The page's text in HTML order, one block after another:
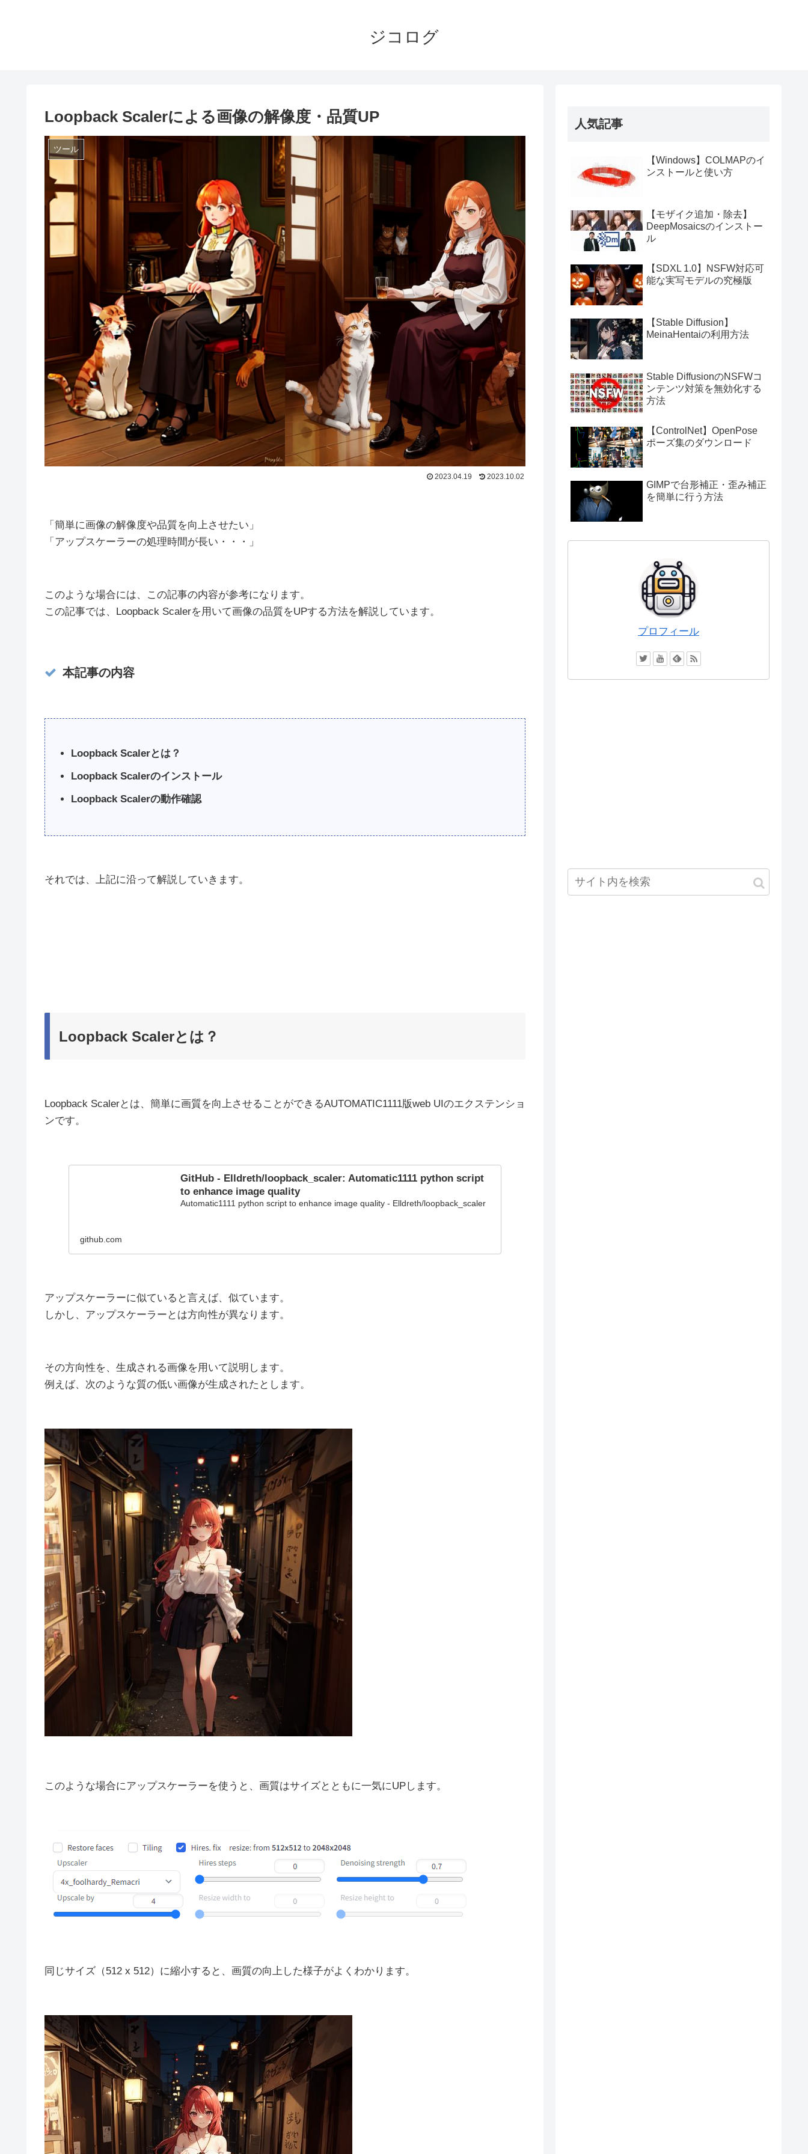
ジコログ
Loopback Scalerによる画像の解像度・品質UP
ツール
2023.10.02
2023.04.19
「簡単に画像の解像度や品質を向上させたい」
「アップスケーラーの処理時間が長い・・・」
このような場合には、この記事の内容が参考になります。
この記事では、Loopback Scalerを用いて画像の品質をUPする方法を解説しています。
本記事の内容
Loopback Scalerとは？
Loopback Scalerのインストール
Loopback Scalerの動作確認
それでは、上記に沿って解説していきます。
Loopback Scalerとは？
Loopback Scalerとは、簡単に画質を向上させることができるAUTOMATIC1111版web UIのエクステンショ
ンです。
GitHub - Elldreth/loopback_scaler: Automatic1111 python script
to enhance image quality
Automatic1111 python script to enhance image quality - Elldreth/loopback_scaler
github.com
アップスケーラーに似ていると言えば、似ています。
しかし、アップスケーラーとは方向性が異なります。
その方向性を、生成される画像を用いて説明します。
例えば、次のような質の低い画像が生成されたとします。
このような場合にアップスケーラーを使うと、画質はサイズとともに一気にUPします。
同じサイズ（512 x 512）に縮小すると、画質の向上した様子がよくわかります。
人気記事
【Windows】COLMAPのイ
ンストールと使い方
【モザイク追加・除去】
DeepMosaicsのインストー
ル
【SDXL 1.0】NSFW対応可
能な実写モデルの究極版
【Stable Diffusion】
MeinaHentaiの利用方法
Stable DiffusionのNSFWコ
ンテンツ対策を無効化する
方法
【ControlNet】OpenPose
ポーズ集のダウンロード
GIMPで台形補正・歪み補正
を簡単に行う方法
プロフィール